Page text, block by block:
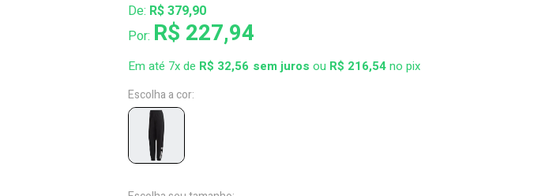
De: R$ 379,90
Por: R$ 227,94
Em até 7x de R$ 32,56 ou R$ 216,54no pix
Escolha a cor: